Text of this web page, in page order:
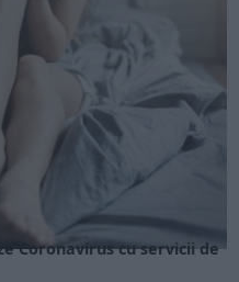
Coronavirus cu servicii de